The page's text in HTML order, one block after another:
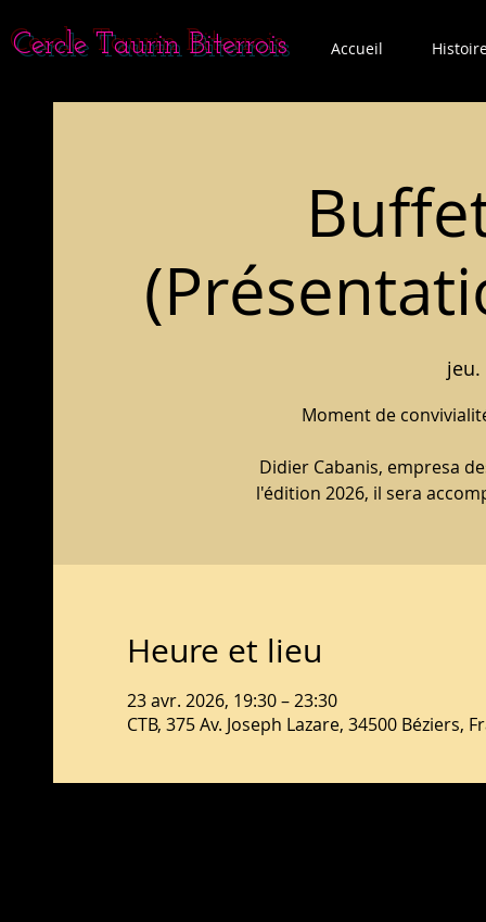
Cercle Taurin Biterrois Accueil
jeu.
Moment de
Didier Cabanis, empresa
l'édition 2026, il sera
Heure et lieu
23 avr. 2026, 19:30 – 23:30
CTB, 375 Av. Joseph Lazare, 34500 Béziers,